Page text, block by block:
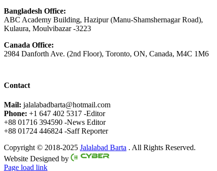
Bangladesh Office:
ABC Academy Building, Hazipur (Manu-Shamshernagar Road),
Kulaura, Moulvibazar -3223
Canada Office:
2984 Danforth Ave. (2nd Floor), Toronto, ON, Canada, M4C 1M6
Contact
Mail: jalalabadbarta@hotmail.com
Phone: +1 647 402 5317 -Editor
+88 01716 394590 -News Editor
+88 01724 446824 -Saff Reporter
Copyright © 2018-2025 Jalalabad Barta . All Rights Reserved.
Website Designed by
Page load link